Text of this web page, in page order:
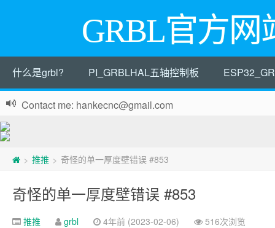
GRBL官方网
什么是grbl? PI_GRBLHAL五轴控制板
Contact me: hankecnc@gmail.com
> 推推 > 奇怪的单一厚度壁错误 #853
奇怪的单一厚度壁错误 #853
推推 grbl 4年前 (2023-02-06) 516次浏览